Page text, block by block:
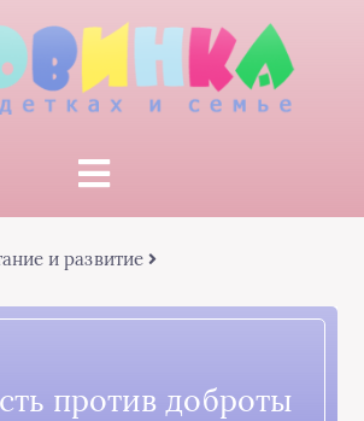
и развитие
против доброты